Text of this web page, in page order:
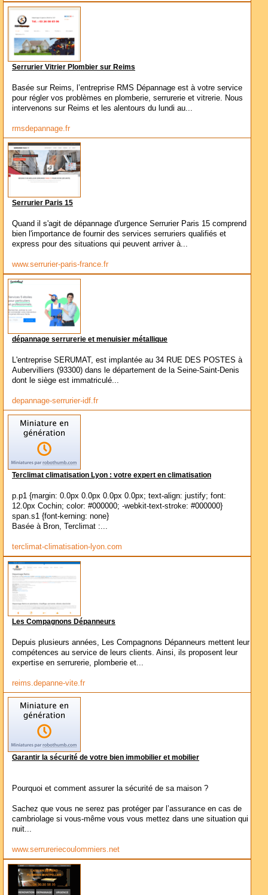
Serrurier Vitrier Plombier sur Reims
Basée sur Reims, l’entreprise RMS Dépannage est à votre service
pour régler vos problèmes en plomberie, serrurerie et vitrerie. Nous
intervenons sur Reims et les alentours du lundi au...
rmsdepannage.fr
Serrurier Paris 15
Quand il s'agit de dépannage d'urgence Serrurier Paris 15 comprend
bien l'importance de fournir des services serruriers qualifiés et
express pour des situations qui peuvent arriver à...
www.serrurier-paris-france.fr
dépannage serrurerie et menuisier métallique
L'entreprise SERUMAT, est implantée au 34 RUE DES POSTES à
Aubervilliers (93300) dans le département de la Seine-Saint-Denis
dont le siège est immatriculé...
depannage-serrurier-idf.fr
Terclimat climatisation Lyon : votre expert en climatisation
p.p1 {margin: 0.0px 0.0px 0.0px 0.0px; text-align: justify; font:
12.0px Cochin; color: #000000; -webkit-text-stroke: #000000}
span.s1 {font-kerning: none}
Basée à Bron, Terclimat :...
terclimat-climatisation-lyon.com
Les Compagnons Dépanneurs
Depuis plusieurs années, Les Compagnons Dépanneurs mettent leur
compétences au service de leurs clients. Ainsi, ils proposent leur
expertise en serrurerie, plomberie et...
reims.depanne-vite.fr
Garantir la sécurité de votre bien immobilier et mobilier
Pourquoi et comment assurer la sécurité de sa maison ?
Sachez que vous ne serez pas protéger par l’assurance en cas de
cambriolage si vous-même vous vous mettez dans une situation qui
nuit...
www.serrureriecoulommiers.net